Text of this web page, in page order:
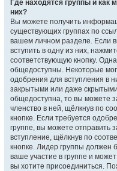
Где находятся группы и как
них?
Вы можете получить
существующих группах по
вашем личном разделе. Если
вступить в одну из них,
соответствующую кнопку.
общедоступны. Некоторые
одобрения для вступления в
закрытыми или даже
общедоступна, то вы можете
членство в ней, щёлкнув по
кнопке. Если требуется
группе, вы можете отправить
вступление, щёлкнув по
кнопке. Лидер группы должен
ваше участие в группе и
вы хотите присоединиться.